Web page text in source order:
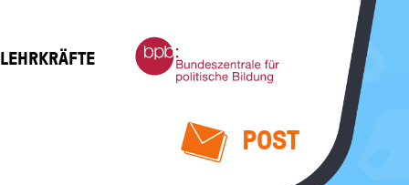
Bundeszentrale
für
politische
POST